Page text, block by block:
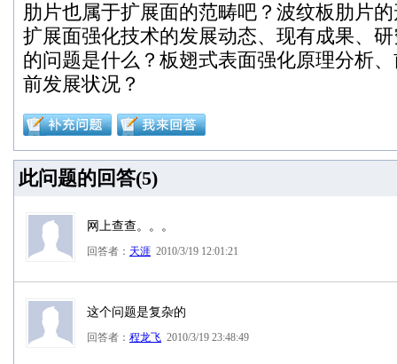
肋片也属于扩展面的范畴吧？波纹板肋片
扩展面强化技术的发展动态、现有成果、
的问题是什么？板翅式表面强化原理分析
前发展状况？
此问题的回答(5)
网上查查。。。
回答者： 天涯 2010/3/19 12:01:21
这个问题是复杂的
回答者： 程龙飞 2010/3/19 23:48:49